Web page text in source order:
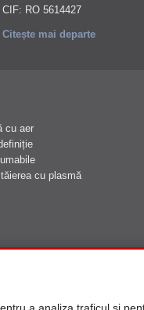
CIF: RO 5614427
Citește mai departe
cu aer
cu plasmă